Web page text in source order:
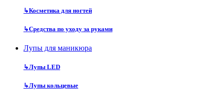
↳Косметика для ногтей
↳Средства по уходу за руками
Лупы для маникюра
↳Лупы LED
↳Лупы кольцевые